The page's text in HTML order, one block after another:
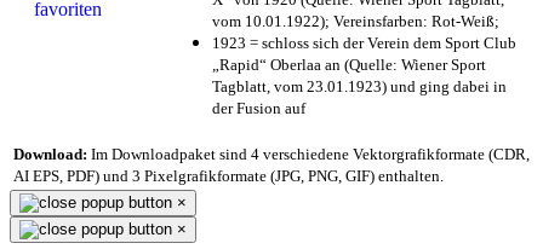
vom 10.01.1922); Vereinsfarben: Rot-Weiß;
1923 = schloss sich der Verein dem Sport Club
„Rapid“ Oberlaa an (Quelle: Wiener Sport
Tagblatt, vom 23.01.1923) und ging dabei in
der Fusion auf
Download: Im Downloadpaket sind 4 verschiedene Vektorgrafikformate (CDR,
AI EPS, PDF) und 3 Pixelgrafikformate (JPG, PNG, GIF) enthalten.
×
×